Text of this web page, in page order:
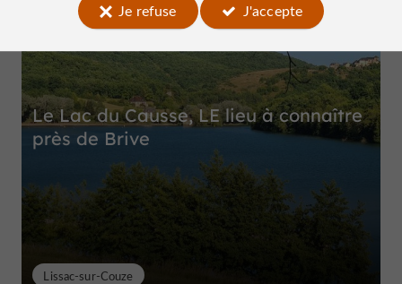
Le Lac du Causse, LE lieu à connaître
près de Brive
Lissac-sur-Couze
Je refuse
J'accepte